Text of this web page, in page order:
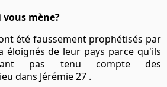
mène?
été faussement prophétisés par
éloignés de leur pays parce qu'ils
pas tenu compte des
dans Jérémie 27 .